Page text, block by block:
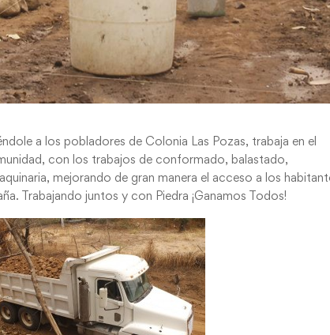
a los pobladores de Colonia Las Pozas, trabaja en el
con los trabajos de conformado, balastado,
mejorando de gran manera el acceso a los
Trabajando juntos y con Piedra ¡Ganamos Todos!